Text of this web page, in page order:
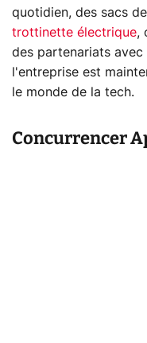
quotidien, des sacs
trottinette électrique,
des partenariats
l'entreprise est
le monde de la tech.
Concurrencer